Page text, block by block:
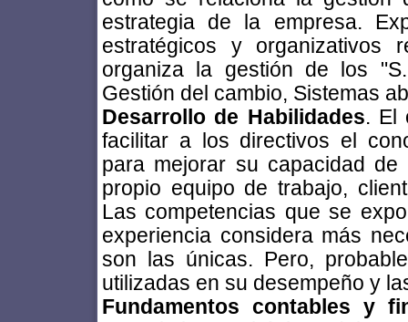
estrategia de la empresa.
estratégicos y organizativos
organiza la gestión de los
Gestión del cambio, Sistemas
Desarrollo de Habilidades. El
facilitar a los directivos el
para mejorar su capacidad
propio equipo de trabajo,
Las competencias que se
experiencia considera más
son las únicas. Pero,
utilizadas en su desempeño y
Fundamentos contables y